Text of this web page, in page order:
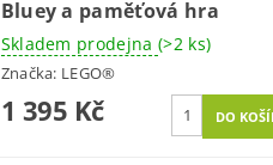
Bluey a paměťová hra
Skladem prodejna (>2 ks)
Značka: LEGO®
1 395 Kč